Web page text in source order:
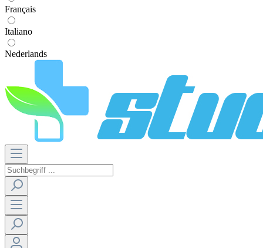
Français
Italiano
Nederlands